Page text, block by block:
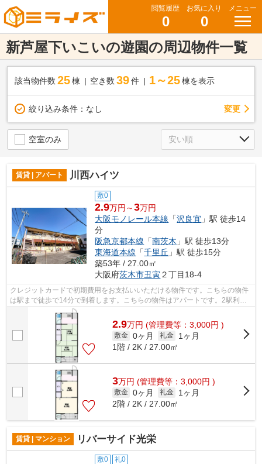
閲覧履歴
0
お気に入り
0
メニュー
新芦屋下いこいの遊園の周辺物件一覧
該当物件数 25棟 空き数 39 件 1～25 棟を表示
絞り込み条件： なし 変更
空室のみ
賃貸 | アパート 川西ハイツ
敷0
2.9万円～3万円
大阪モノレール本線 「沢良宜 」駅 徒歩14
分
阪急京都本線 「南茨木 」駅 徒歩13分
東海道本線 「千里丘 」駅 徒歩15分
築53年 / 27.00㎡
大阪府茨木市丑寅２丁目18-4
クレジットカードで初期費用をお支払いいただける物件です。こちらの物件
は駅まで徒歩で14分で到着します。こちらの物件はアパートです。2駅利用
可能な物件なので、交通経路を選ぶこと...
2.9万円 (管理費等：3,000円 )
敷金 0ヶ月 礼金
1ヶ月
1階 / 2K / 27.00㎡
3万円 (管理費等：3,000円 )
敷金 0ヶ月 礼金
1ヶ月
2階 / 2K / 27.00㎡
賃貸 | マンション リバーサイド光栄
敷0 礼0